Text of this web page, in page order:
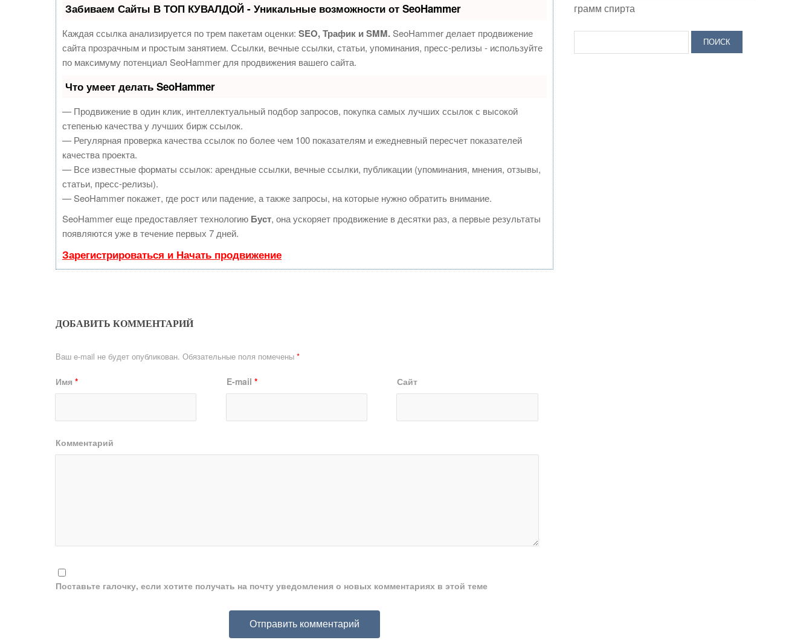
Забиваем Сайты В ТОП КУВАЛДОЙ - Уникальные возможности от SeoHammer
Каждая ссылка анализируется по трем пакетам оценки: SEO, Трафик и SMM.SeoHammer делает продвижение
сайта прозрачным и простым занятием. Ссылки, вечные ссылки, статьи, упоминания, пресс-релизы - используйте
по максимуму потенциал SeoHammer для продвижения вашего сайта.
Что умеет делать SeoHammer
— Продвижение в один клик, интеллектуальный подбор запросов, покупка самых лучших ссылок с высокой
степенью качества у лучших бирж ссылок.
— Регулярная проверка качества ссылок по более чем 100 показателям и ежедневный пересчет показателей
качества проекта.
— Все известные форматы ссылок: арендные ссылки, вечные ссылки, публикации (упоминания, мнения, отзывы,
статьи, пресс-релизы).
— SeoHammer покажет, где рост или падение, а также запросы, на которые нужно обратить внимание.
SeoHammer еще предоставляет технологию Буст, она ускоряет продвижение в десятки раз, а первые результаты
появляются уже в течение первых 7 дней.
Зарегистрироваться и Начать продвижение
ДОБАВИТЬ КОММЕНТАРИЙ
Ваш e-mail не будет опубликован. Обязательные поля помечены *
Имя * E-mail * Сайт
Комментарий
Поставьте галочку, если хотите получать на почту уведомления о новых комментариях в этой теме
грамм спирта